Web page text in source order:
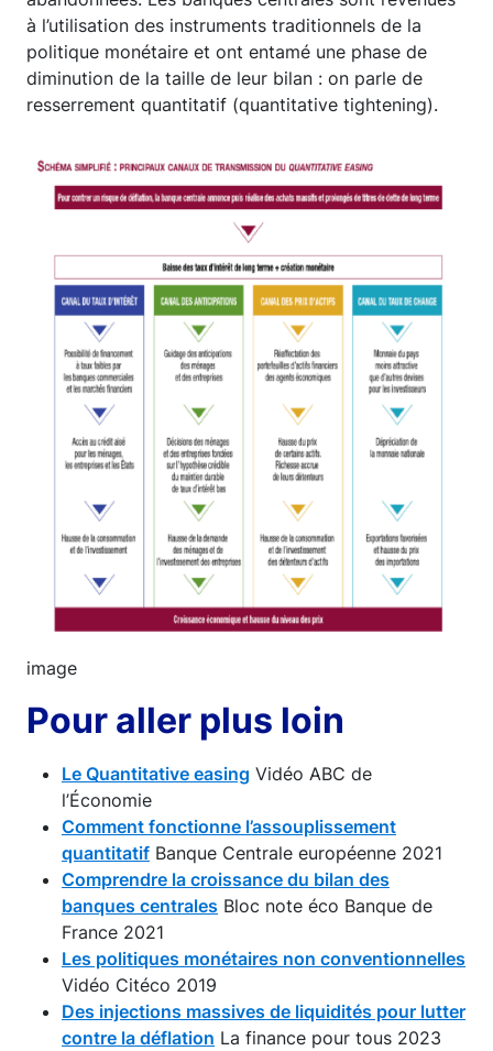
à l’utilisation des instruments traditionnels de la
politique monétaire et ont entamé une phase de
diminution de la taille de leur bilan : on parle de
resserrement quantitatif (quantitative tightening).
Image
image
Pour aller plus loin
Le Quantitative easing Vidéo ABC de
l’Économie
Comment fonctionne l’assouplissement
quantitatif Banque Centrale européenne 2021
Comprendre la croissance du bilan des
banques centrales Bloc note éco Banque de
France 2021
Les politiques monétaires non conventionnelles
Vidéo Citéco 2019
Des injections massives de liquidités pour lutter
contre la déflation La finance pour tous 2023